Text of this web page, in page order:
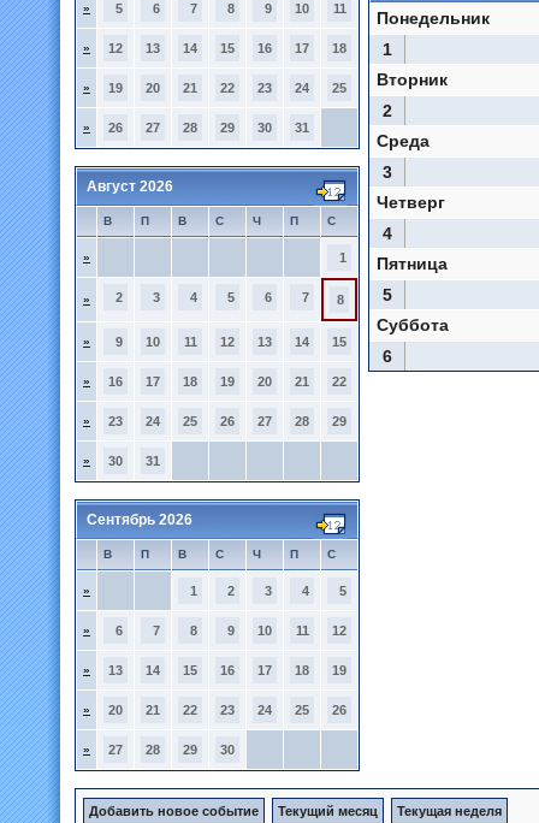
» 5 6 7 8 9 10 11
» 12 13 14 15 16 17 18
» 19 20 21 22 23 24 25
» 26 27 28 29 30 31
Август 2026
В П В С Ч П С
» 1
» 2 3 4 5 6 7 8
» 9 10 11 12 13 14 15
» 16 17 18 19 20 21 22
» 23 24 25 26 27 28 29
» 30 31
Сентябрь 2026
В П В С Ч П С
» 1 2 3 4 5
» 6 7 8 9 10 11 12
» 13 14 15 16 17 18 19
» 20 21 22 23 24 25 26
» 27 28 29 30
Понедельник
1
Вторник
2
Среда
3
Четверг
4
Пятница
5
Суббота
6
Добавить новое событие Текущий месяц Текущая неделя